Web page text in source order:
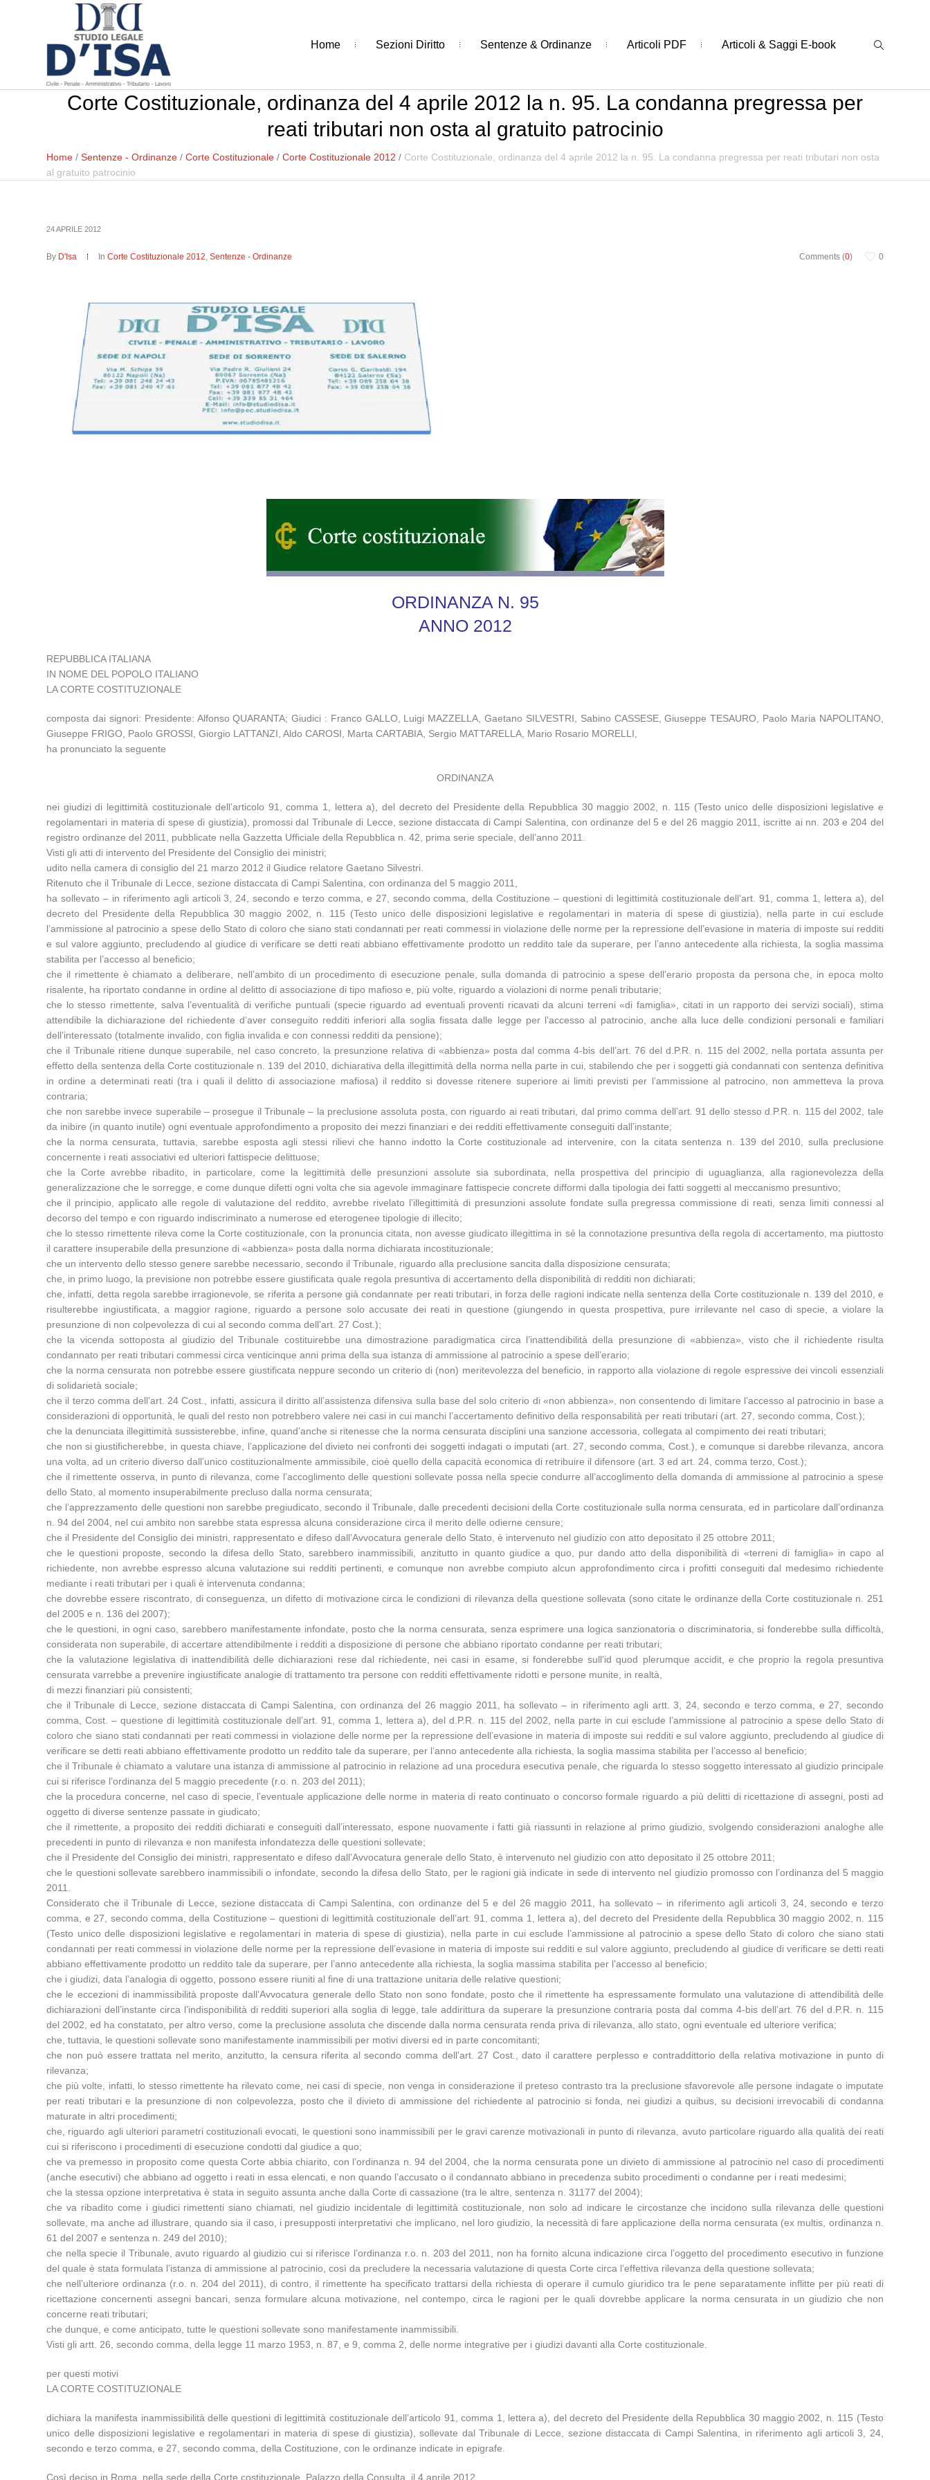
Home Sezioni Diritto Sentenze & Ordinanze Articoli PDF Articoli & Saggi E-book
Corte Costituzionale, ordinanza del 4 aprile 2012 la n. 95. La condanna pregressa per
reati tributari non osta al gratuito patrocinio
Home /Sentenze - Ordinanze /Corte Costituzionale /Corte Costituzionale 2012 / Corte Costituzionale, ordinanza del 4 aprile 2012 la n. 95. La condanna pregressa per reati tributari non osta
al gratuito patrocinio
24 APRILE 2012
Comments (0) 0
By D'Isa InCorte Costituzionale 2012,Sentenze - Ordinanze
ORDINANZA N. 95
ANNO 2012
REPUBBLICA ITALIANA
IN NOME DEL POPOLO ITALIANO
LA CORTE COSTITUZIONALE
composta dai signori: Presidente: Alfonso QUARANTA; Giudici : Franco GALLO, Luigi MAZZELLA, Gaetano SILVESTRI, Sabino CASSESE, Giuseppe TESAURO, Paolo Maria NAPOLITANO,
Giuseppe FRIGO, Paolo GROSSI, Giorgio LATTANZI, Aldo CAROSI, Marta CARTABIA, Sergio MATTARELLA, Mario Rosario MORELLI,
ha pronunciato la seguente
ORDINANZA
nei giudizi di legittimità costituzionale dell’articolo 91, comma 1, lettera a), del decreto del Presidente della Repubblica 30 maggio 2002, n. 115 (Testo unico delle disposizioni legislative e
regolamentari in materia di spese di giustizia), promossi dal Tribunale di Lecce, sezione distaccata di Campi Salentina, con ordinanze del 5 e del 26 maggio 2011, iscritte ai nn. 203 e 204 del
registro ordinanze del 2011, pubblicate nella Gazzetta Ufficiale della Repubblica n. 42, prima serie speciale, dell’anno 2011.
Visti gli atti di intervento del Presidente del Consiglio dei ministri;
udito nella camera di consiglio del 21 marzo 2012 il Giudice relatore Gaetano Silvestri.
Ritenuto che il Tribunale di Lecce, sezione distaccata di Campi Salentina, con ordinanza del 5 maggio 2011,
ha sollevato – in riferimento agli articoli 3, 24, secondo e terzo comma, e 27, secondo comma, della Costituzione – questioni di legittimità costituzionale dell’art. 91, comma 1, lettera a), del
decreto del Presidente della Repubblica 30 maggio 2002, n. 115 (Testo unico delle disposizioni legislative e regolamentari in materia di spese di giustizia), nella parte in cui esclude
l’ammissione al patrocinio a spese dello Stato di coloro che siano stati condannati per reati commessi in violazione delle norme per la repressione dell’evasione in materia di imposte sui redditi
e sul valore aggiunto, precludendo al giudice di verificare se detti reati abbiano effettivamente prodotto un reddito tale da superare, per l’anno antecedente alla richiesta, la soglia massima
stabilita per l’accesso al beneficio;
che il rimettente è chiamato a deliberare, nell’ambito di un procedimento di esecuzione penale, sulla domanda di patrocinio a spese dell’erario proposta da persona che, in epoca molto
risalente, ha riportato condanne in ordine al delitto di associazione di tipo mafioso e, più volte, riguardo a violazioni di norme penali tributarie;
che lo stesso rimettente, salva l’eventualità di verifiche puntuali (specie riguardo ad eventuali proventi ricavati da alcuni terreni «di famiglia», citati in un rapporto dei servizi sociali), stima
attendibile la dichiarazione del richiedente d’aver conseguito redditi inferiori alla soglia fissata dalle legge per l’accesso al patrocinio, anche alla luce delle condizioni personali e familiari
dell’interessato (totalmente invalido, con figlia invalida e con connessi redditi da pensione);
che il Tribunale ritiene dunque superabile, nel caso concreto, la presunzione relativa di «abbienza» posta dal comma 4-bis dell’art. 76 del d.P.R. n. 115 del 2002, nella portata assunta per
effetto della sentenza della Corte costituzionale n. 139 del 2010, dichiarativa della illegittimità della norma nella parte in cui, stabilendo che per i soggetti già condannati con sentenza definitiva
in ordine a determinati reati (tra i quali il delitto di associazione mafiosa) il reddito si dovesse ritenere superiore ai limiti previsti per l’ammissione al patrocino, non ammetteva la prova
contraria;
che non sarebbe invece superabile – prosegue il Tribunale – la preclusione assoluta posta, con riguardo ai reati tributari, dal primo comma dell’art. 91 dello stesso d.P.R. n. 115 del 2002, tale
da inibire (in quanto inutile) ogni eventuale approfondimento a proposito dei mezzi finanziari e dei redditi effettivamente conseguiti dall’instante;
che la norma censurata, tuttavia, sarebbe esposta agli stessi rilievi che hanno indotto la Corte costituzionale ad intervenire, con la citata sentenza n. 139 del 2010, sulla preclusione
concernente i reati associativi ed ulteriori fattispecie delittuose;
che la Corte avrebbe ribadito, in particolare, come la legittimità delle presunzioni assolute sia subordinata, nella prospettiva del principio di uguaglianza, alla ragionevolezza della
generalizzazione che le sorregge, e come dunque difetti ogni volta che sia agevole immaginare fattispecie concrete difformi dalla tipologia dei fatti soggetti al meccanismo presuntivo;
che il principio, applicato alle regole di valutazione del reddito, avrebbe rivelato l’illegittimità di presunzioni assolute fondate sulla pregressa commissione di reati, senza limiti connessi al
decorso del tempo e con riguardo indiscriminato a numerose ed eterogenee tipologie di illecito;
che lo stesso rimettente rileva come la Corte costituzionale, con la pronuncia citata, non avesse giudicato illegittima in sé la connotazione presuntiva della regola di accertamento, ma piuttosto
il carattere insuperabile della presunzione di «abbienza» posta dalla norma dichiarata incostituzionale;
che un intervento dello stesso genere sarebbe necessario, secondo il Tribunale, riguardo alla preclusione sancita dalla disposizione censurata;
che, in primo luogo, la previsione non potrebbe essere giustificata quale regola presuntiva di accertamento della disponibilità di redditi non dichiarati;
che, infatti, detta regola sarebbe irragionevole, se riferita a persone già condannate per reati tributari, in forza delle ragioni indicate nella sentenza della Corte costituzionale n. 139 del 2010, e
risulterebbe ingiustificata, a maggior ragione, riguardo a persone solo accusate dei reati in questione (giungendo in questa prospettiva, pure irrilevante nel caso di specie, a violare la
presunzione di non colpevolezza di cui al secondo comma dell’art. 27 Cost.);
che la vicenda sottoposta al giudizio del Tribunale costituirebbe una dimostrazione paradigmatica circa l’inattendibilità della presunzione di «abbienza», visto che il richiedente risulta
condannato per reati tributari commessi circa venticinque anni prima della sua istanza di ammissione al patrocinio a spese dell’erario;
che la norma censurata non potrebbe essere giustificata neppure secondo un criterio di (non) meritevolezza del beneficio, in rapporto alla violazione di regole espressive dei vincoli essenziali
di solidarietà sociale;
che il terzo comma dell’art. 24 Cost., infatti, assicura il diritto all’assistenza difensiva sulla base del solo criterio di «non abbienza», non consentendo di limitare l’accesso al patrocinio in base a
considerazioni di opportunità, le quali del resto non potrebbero valere nei casi in cui manchi l’accertamento definitivo della responsabilità per reati tributari (art. 27, secondo comma, Cost.);
che la denunciata illegittimità sussisterebbe, infine, quand’anche si ritenesse che la norma censurata disciplini una sanzione accessoria, collegata al compimento dei reati tributari;
che non si giustificherebbe, in questa chiave, l’applicazione del divieto nei confronti dei soggetti indagati o imputati (art. 27, secondo comma, Cost.), e comunque si darebbe rilevanza, ancora
una volta, ad un criterio diverso dall’unico costituzionalmente ammissibile, cioè quello della capacità economica di retribuire il difensore (art. 3 ed art. 24, comma terzo, Cost.);
che il rimettente osserva, in punto di rilevanza, come l’accoglimento delle questioni sollevate possa nella specie condurre all’accoglimento della domanda di ammissione al patrocinio a spese
dello Stato, al momento insuperabilmente precluso dalla norma censurata;
che l’apprezzamento delle questioni non sarebbe pregiudicato, secondo il Tribunale, dalle precedenti decisioni della Corte costituzionale sulla norma censurata, ed in particolare dall’ordinanza
n. 94 del 2004, nel cui ambito non sarebbe stata espressa alcuna considerazione circa il merito delle odierne censure;
che il Presidente del Consiglio dei ministri, rappresentato e difeso dall’Avvocatura generale dello Stato, è intervenuto nel giudizio con atto depositato il 25 ottobre 2011;
che le questioni proposte, secondo la difesa dello Stato, sarebbero inammissibili, anzitutto in quanto giudice a quo, pur dando atto della disponibilità di «terreni di famiglia» in capo al
richiedente, non avrebbe espresso alcuna valutazione sui redditi pertinenti, e comunque non avrebbe compiuto alcun approfondimento circa i profitti conseguiti dal medesimo richiedente
mediante i reati tributari per i quali è intervenuta condanna;
che dovrebbe essere riscontrato, di conseguenza, un difetto di motivazione circa le condizioni di rilevanza della questione sollevata (sono citate le ordinanze della Corte costituzionale n. 251
del 2005 e n. 136 del 2007);
che le questioni, in ogni caso, sarebbero manifestamente infondate, posto che la norma censurata, senza esprimere una logica sanzionatoria o discriminatoria, si fonderebbe sulla difficoltà,
considerata non superabile, di accertare attendibilmente i redditi a disposizione di persone che abbiano riportato condanne per reati tributari;
che la valutazione legislativa di inattendibilità delle dichiarazioni rese dal richiedente, nei casi in esame, si fonderebbe sull’id quod plerumque accidit, e che proprio la regola presuntiva
censurata varrebbe a prevenire ingiustificate analogie di trattamento tra persone con redditi effettivamente ridotti e persone munite, in realtà,
di mezzi finanziari più consistenti;
che il Tribunale di Lecce, sezione distaccata di Campi Salentina, con ordinanza del 26 maggio 2011, ha sollevato – in riferimento agli artt. 3, 24, secondo e terzo comma, e 27, secondo
comma, Cost. – questione di legittimità costituzionale dell’art. 91, comma 1, lettera a), del d.P.R. n. 115 del 2002, nella parte in cui esclude l’ammissione al patrocinio a spese dello Stato di
coloro che siano stati condannati per reati commessi in violazione delle norme per la repressione dell’evasione in materia di imposte sui redditi e sul valore aggiunto, precludendo al giudice di
verificare se detti reati abbiano effettivamente prodotto un reddito tale da superare, per l’anno antecedente alla richiesta, la soglia massima stabilita per l’accesso al beneficio;
che il Tribunale è chiamato a valutare una istanza di ammissione al patrocinio in relazione ad una procedura esecutiva penale, che riguarda lo stesso soggetto interessato al giudizio principale
cui si riferisce l’ordinanza del 5 maggio precedente (r.o. n. 203 del 2011);
che la procedura concerne, nel caso di specie, l’eventuale applicazione delle norme in materia di reato continuato o concorso formale riguardo a più delitti di ricettazione di assegni, posti ad
oggetto di diverse sentenze passate in giudicato;
che il rimettente, a proposito dei redditi dichiarati e conseguiti dall’interessato, espone nuovamente i fatti già riassunti in relazione al primo giudizio, svolgendo considerazioni analoghe alle
precedenti in punto di rilevanza e non manifesta infondatezza delle questioni sollevate;
che il Presidente del Consiglio dei ministri, rappresentato e difeso dall’Avvocatura generale dello Stato, è intervenuto nel giudizio con atto depositato il 25 ottobre 2011;
che le questioni sollevate sarebbero inammissibili o infondate, secondo la difesa dello Stato, per le ragioni già indicate in sede di intervento nel giudizio promosso con l’ordinanza del 5 maggio
2011.
Considerato che il Tribunale di Lecce, sezione distaccata di Campi Salentina, con ordinanze del 5 e del 26 maggio 2011, ha sollevato – in riferimento agli articoli 3, 24, secondo e terzo
comma, e 27, secondo comma, della Costituzione – questioni di legittimità costituzionale dell’art. 91, comma 1, lettera a), del decreto del Presidente della Repubblica 30 maggio 2002, n. 115
(Testo unico delle disposizioni legislative e regolamentari in materia di spese di giustizia), nella parte in cui esclude l’ammissione al patrocinio a spese dello Stato di coloro che siano stati
condannati per reati commessi in violazione delle norme per la repressione dell’evasione in materia di imposte sui redditi e sul valore aggiunto, precludendo al giudice di verificare se detti reati
abbiano effettivamente prodotto un reddito tale da superare, per l’anno antecedente alla richiesta, la soglia massima stabilita per l’accesso al beneficio;
che i giudizi, data l’analogia di oggetto, possono essere riuniti al fine di una trattazione unitaria delle relative questioni;
che le eccezioni di inammissibilità proposte dall’Avvocatura generale dello Stato non sono fondate, posto che il rimettente ha espressamente formulato una valutazione di attendibilità delle
dichiarazioni dell’instante circa l’indisponibilità di redditi superiori alla soglia di legge, tale addirittura da superare la presunzione contraria posta dal comma 4-bis dell’art. 76 del d.P.R. n. 115
del 2002, ed ha constatato, per altro verso, come la preclusione assoluta che discende dalla norma censurata renda priva di rilevanza, allo stato, ogni eventuale ed ulteriore verifica;
che, tuttavia, le questioni sollevate sono manifestamente inammissibili per motivi diversi ed in parte concomitanti;
che non può essere trattata nel merito, anzitutto, la censura riferita al secondo comma dell’art. 27 Cost., dato il carattere perplesso e contraddittorio della relativa motivazione in punto di
rilevanza;
che più volte, infatti, lo stesso rimettente ha rilevato come, nei casi di specie, non venga in considerazione il preteso contrasto tra la preclusione sfavorevole alle persone indagate o imputate
per reati tributari e la presunzione di non colpevolezza, posto che il divieto di ammissione del richiedente al patrocinio si fonda, nei giudizi a quibus, su decisioni irrevocabili di condanna
maturate in altri procedimenti;
che, riguardo agli ulteriori parametri costituzionali evocati, le questioni sono inammissibili per le gravi carenze motivazionali in punto di rilevanza, avuto particolare riguardo alla qualità dei reati
cui si riferiscono i procedimenti di esecuzione condotti dal giudice a quo;
che va premesso in proposito come questa Corte abbia chiarito, con l’ordinanza n. 94 del 2004, che la norma censurata pone un divieto di ammissione al patrocinio nel caso di procedimenti
(anche esecutivi) che abbiano ad oggetto i reati in essa elencati, e non quando l’accusato o il condannato abbiano in precedenza subito procedimenti o condanne per i reati medesimi;
che la stessa opzione interpretativa è stata in seguito assunta anche dalla Corte di cassazione (tra le altre, sentenza n. 31177 del 2004);
che va ribadito come i giudici rimettenti siano chiamati, nel giudizio incidentale di legittimità costituzionale, non solo ad indicare le circostanze che incidono sulla rilevanza delle questioni
sollevate, ma anche ad illustrare, quando sia il caso, i presupposti interpretativi che implicano, nel loro giudizio, la necessità di fare applicazione della norma censurata (ex multis, ordinanza n.
61 del 2007 e sentenza n. 249 del 2010);
che nella specie il Tribunale, avuto riguardo al giudizio cui si riferisce l’ordinanza r.o. n. 203 del 2011, non ha fornito alcuna indicazione circa l’oggetto del procedimento esecutivo in funzione
del quale è stata formulata l’istanza di ammissione al patrocinio, così da precludere la necessaria valutazione di questa Corte circa l’effettiva rilevanza della questione sollevata;
che nell’ulteriore ordinanza (r.o. n. 204 del 2011), di contro, il rimettente ha specificato trattarsi della richiesta di operare il cumulo giuridico tra le pene separatamente inflitte per più reati di
ricettazione concernenti assegni bancari, senza formulare alcuna motivazione, nel contempo, circa le ragioni per le quali dovrebbe applicare la norma censurata in un giudizio che non
concerne reati tributari;
che dunque, e come anticipato, tutte le questioni sollevate sono manifestamente inammissibili.
Visti gli artt. 26, secondo comma, della legge 11 marzo 1953, n. 87, e 9, comma 2, delle norme integrative per i giudizi davanti alla Corte costituzionale.
per questi motivi
LA CORTE COSTITUZIONALE
dichiara la manifesta inammissibilità delle questioni di legittimità costituzionale dell’articolo 91, comma 1, lettera a), del decreto del Presidente della Repubblica 30 maggio 2002, n. 115 (Testo
unico delle disposizioni legislative e regolamentari in materia di spese di giustizia), sollevate dal Tribunale di Lecce, sezione distaccata di Campi Salentina, in riferimento agli articoli 3, 24,
secondo e terzo comma, e 27, secondo comma, della Costituzione, con le ordinanze indicate in epigrafe.
Così deciso in Roma, nella sede della Corte costituzionale, Palazzo della Consulta, il 4 aprile 2012.